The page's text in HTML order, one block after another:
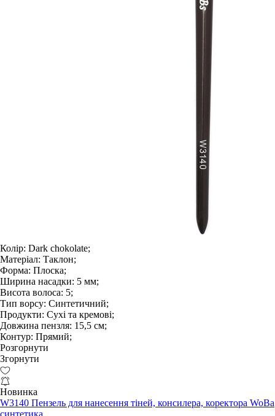
Колір: Dark chokolate;
Матеріал: Таклон;
Форма: Плоска;
Ширина насадки: 5 мм;
Висота волоса: 5;
Тип ворсу: Синтетичний;
Продукти: Сухі та кремові;
Довжина пензля: 15,5 см;
Контур: Прямий;
Розгорнути
Згорнути
Новинка
W3140 Пензель для нанесення тіней, консилера, коректора WoBa
синтетика